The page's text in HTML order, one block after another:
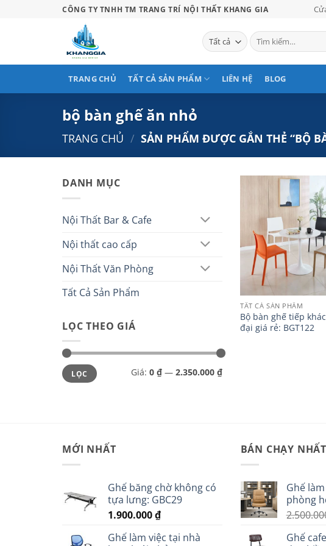
CÔNG TY TNHH TM TRANG TRÍ NỘI THẤT KHANG GIA
Tìm
kiếm:
TRANG CHỦ TẤT CẢ SẢN PHẨM LIÊN HỆ BLOG
bộ bàn ghế ăn nhỏ
TRANG CHỦ / SẢN PHẨM ĐƯỢC GẮN THẺ “BỘ
DANH MỤC
Nội Thất Bar & Cafe
Nội thất cao cấp
Nội Thất Văn Phòng
Tất Cả Sản Phẩm
LỌC THEO GIÁ
Giá
tối
thiểu
Giá
tối
đa
LỌC Giá: 0 ₫— 2.350.000 ₫
TẤT CẢ SẢN PHẨM
Bộ bàn ghế tiếp
đại giá rẻ: BGT122
MỚI NHẤT
Ghế băng chờ không có
tựa lưng: GBC29
1.900.000₫
Ghế làm việc tại nhà
BÁN CHẠY NHẤT
Ghế
phòng
Ghế